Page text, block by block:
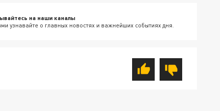
на наши каналы
узнавайте о главных новостях и важнейших событиях дня.